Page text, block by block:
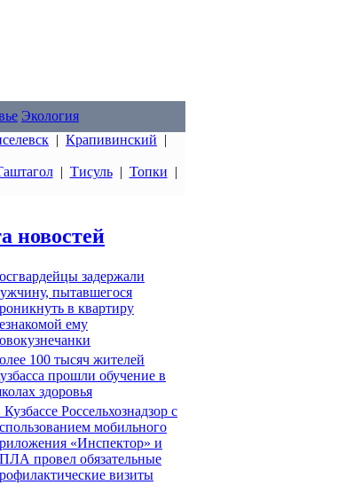
Экология
| Крапивинский |
| Тисуль| Топки |
новостей
задержали
пытавшегося
в квартиру
ему
100 тысяч жителей
прошли обучение в
здоровья
Россельхознадзор с
мобильного
«Инспектор» и
провел обязательные
визиты